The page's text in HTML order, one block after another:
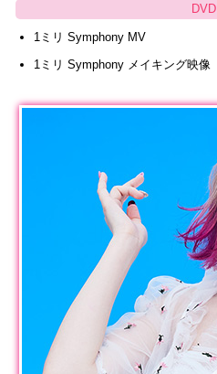
DVD
1ミリ Symphony MV
1ミリ Symphony メイキング映像